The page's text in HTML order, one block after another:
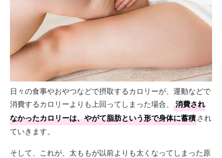
日々の食事やおやつなどで摂取するカロリーが、運動などで
消費するカロリーよりも上回ってしまった場合、
消費され
なかったカロリーは、やがて脂肪という形で身体に蓄積され
ていきます。
そして、これが、太ももが以前よりも太くなってしまった原